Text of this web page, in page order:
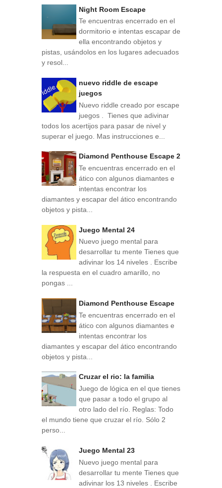
Night Room Escape
Te encuentras encerrado en el
dormitorio e intentas escapar de
ella encontrando objetos y
pistas, usándolos en los lugares adecuados
y resol...
nuevo riddle de escape
juegos
Nuevo riddle creado por escape
juegos . Tienes que adivinar
todos los acertijos para pasar de nivel y
superar el juego. Mas instrucciones e...
Diamond Penthouse Escape 2
Te encuentras encerrado en el
ático con algunos diamantes e
intentas encontrar los
diamantes y escapar del ático encontrando
objetos y pista...
Juego Mental 24
Nuevo juego mental para
desarrollar tu mente Tienes que
adivinar los 14 niveles . Escribe
la respuesta en el cuadro amarillo, no
pongas ...
Diamond Penthouse Escape
Te encuentras encerrado en el
ático con algunos diamantes e
intentas encontrar los
diamantes y escapar del ático encontrando
objetos y pista...
Cruzar el rio: la familia
Juego de lógica en el que tienes
que pasar a todo el grupo al
otro lado del río. Reglas: Todo
el mundo tiene que cruzar el río. Sólo 2
perso...
Juego Mental 23
Nuevo juego mental para
desarrollar tu mente Tienes que
adivinar los 13 niveles . Escribe